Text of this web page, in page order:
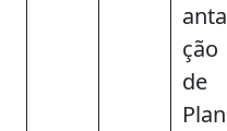
anta
ção
de
Plan